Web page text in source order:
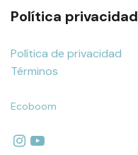
Política privacidad
Política de privacidad
Términos
Ecoboom